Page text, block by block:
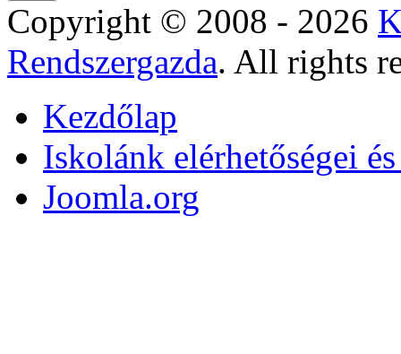
Copyright © 2008 - 2026
Rendszergazda. All rights
Kezdőlap
Iskolánk elérhetőségei
Joomla.org